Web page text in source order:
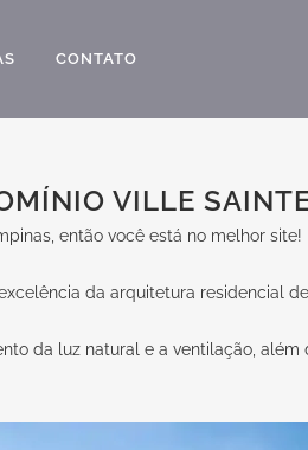
CONTATO
VILLE
então você está no melhor site!
da arquitetura residencial
da luz natural e a ventilação,